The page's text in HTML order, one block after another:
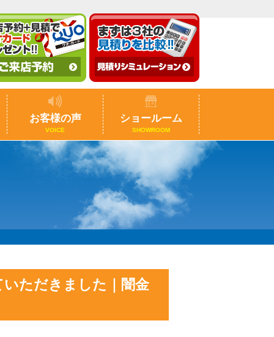
お客様の声
VOICE
ショールーム
SHOWROOM
ただきました｜闇金